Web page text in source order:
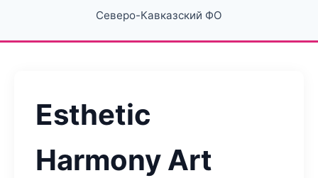
Северо-Кавказский ФО
Esthetic
Harmony Art